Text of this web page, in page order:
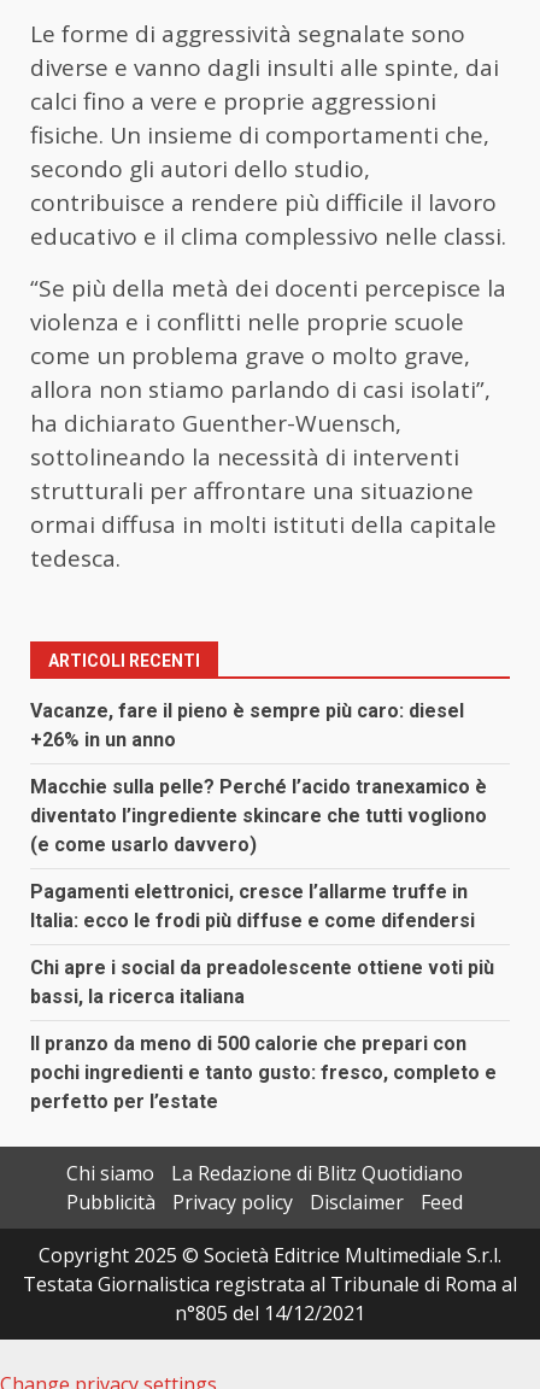
Le forme di aggressività segnalate sono
diverse e vanno dagli insulti alle spinte, dai
calci fino a vere e proprie aggressioni
fisiche. Un insieme di comportamenti che,
secondo gli autori dello studio,
contribuisce a rendere più difficile il lavoro
educativo e il clima complessivo nelle classi.
“Se più della metà dei docenti percepisce la
violenza e i conflitti nelle proprie scuole
come un problema grave o molto grave,
allora non stiamo parlando di casi isolati”,
ha dichiarato Guenther-Wuensch,
sottolineando la necessità di interventi
strutturali per affrontare una situazione
ormai diffusa in molti istituti della capitale
tedesca.
ARTICOLI RECENTI
Vacanze, fare il pieno è sempre più caro: diesel
+26% in un anno
Macchie sulla pelle? Perché l’acido tranexamico è
diventato l’ingrediente skincare che tutti vogliono
(e come usarlo davvero)
Pagamenti elettronici, cresce l’allarme truffe in
Italia: ecco le frodi più diffuse e come difendersi
Chi apre i social da preadolescente ottiene voti più
bassi, la ricerca italiana
Il pranzo da meno di 500 calorie che prepari con
pochi ingredienti e tanto gusto: fresco, completo e
perfetto per l’estate
Chi siamo
La Redazione di Blitz Quotidiano
Pubblicità
Privacy policy Disclaimer
Feed
Copyright 2025 © Società Editrice Multimediale S.r.l.
Testata Giornalistica registrata al Tribunale di Roma al
n°805 del 14/12/2021